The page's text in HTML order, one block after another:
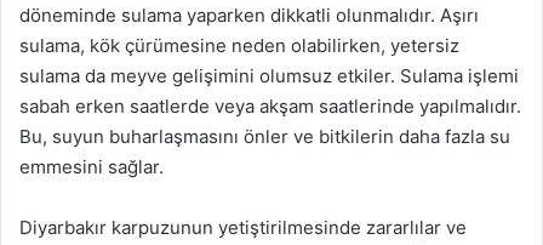
döneminde sulama yaparken dikkatli olunmalıdır. Aşırı
sulama, kök çürümesine neden olabilirken, yetersiz
sulama da meyve gelişimini olumsuz etkiler. Sulama işlemi
sabah erken saatlerde veya akşam saatlerinde yapılmalıdır.
Bu, suyun buharlaşmasını önler ve bitkilerin daha fazla su
emmesini sağlar.
Diyarbakır karpuzunun yetiştirilmesinde zararlılar ve